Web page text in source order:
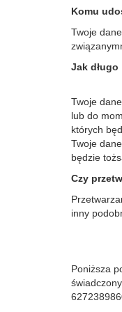
Komu
Twoje
Jak
Twoje
lub do
których
Twoje
będzie
Czy
inny
Poniższa